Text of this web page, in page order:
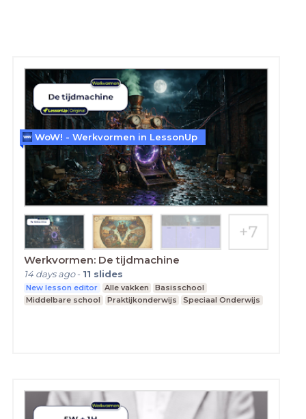
Werkvormen: De tijdmachine
14 days ago- 11 slides
New lesson editor Alle vakken
Basisschool
Middelbare school
Praktijkonderwijs Speciaal Onderwijs
WoW! - Werkvormen in LessonUp